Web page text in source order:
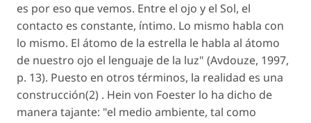
es por eso que vemos. Entre el ojo y el Sol, el
contacto es constante, íntimo. Lo mismo habla con
lo mismo. El átomo de la estrella le habla al átomo
de nuestro ojo el lenguaje de la luz" (Avdouze, 1997,
p. 13). Puesto en otros términos, la realidad es una
construcción(2) . Hein von Foester lo ha dicho de
manera tajante: "el medio ambiente, tal como